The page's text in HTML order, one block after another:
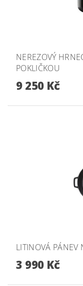
NEREZOVÝ
POKLIČKOU
9 250 Kč
LITINOVÁ PÁNEV
3 990 Kč